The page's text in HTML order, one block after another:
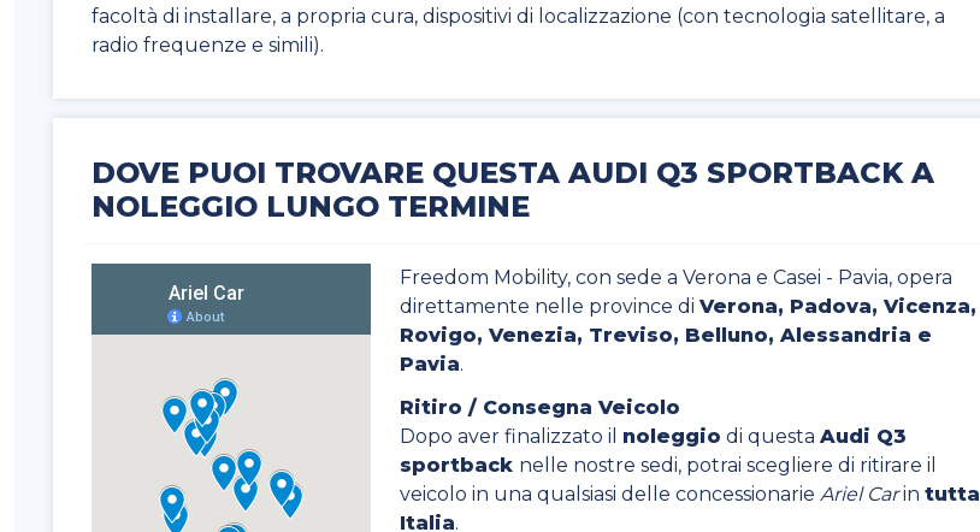
facoltà di installare, a propria cura, dispositivi di localizzazione (con tecnologia satellitare, a
radio frequenze e simili).
DOVE PUOI TROVARE QUESTA AUDI Q3 SPORTBACK A
NOLEGGIO LUNGO TERMINE
Freedom Mobility, con sede a Verona e Casei - Pavia, opera
direttamente nelle province di Verona, Padova, Vicenza,
Rovigo, Venezia, Treviso, Belluno, Alessandria e
Pavia.
Ritiro / Consegna Veicolo
Dopo aver finalizzato il noleggio di questa Audi Q3
sportback nelle nostre sedi, potrai scegliere di ritirare il
veicolo in una qualsiasi delle concessionarie Ariel Carin tutta
Italia.